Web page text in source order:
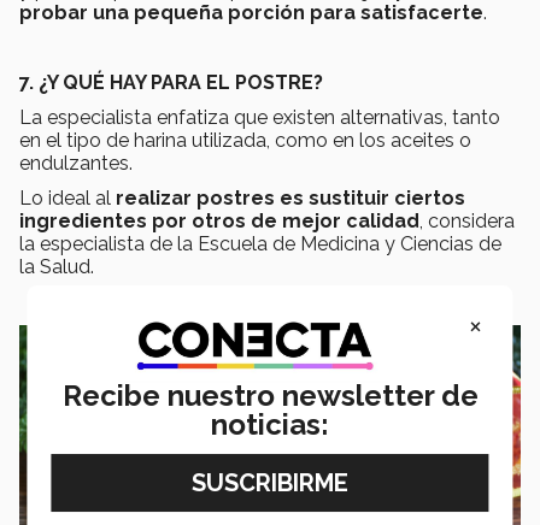
probar una pequeña porción para satisfacerte.
7. ¿Y QUÉ HAY PARA EL POSTRE?
La especialista enfatiza que existen alternativas, tanto
en el tipo de harina utilizada, como en los aceites o
endulzantes.
Lo ideal al realizar postres es sustituir ciertos
ingredientes por otros de mejor calidad, considera
la especialista de la Escuela de Medicina y Ciencias de
la Salud.
×
Recibe nuestro newsletter de
noticias: